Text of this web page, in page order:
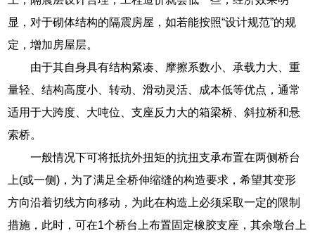
显，对于砌体结构的隔震房屋，如若能按照“设计规范”的规
定，增加房屋层。
由于其自身具有结构紧凑、摩擦系数小、承载力大、重
量轻、结构高度小、转动、滑动灵活、成本低等优点，通常
适用于大跨度、大吨位、支座反力大的箱梁桥、斜拉桥和悬
索桥。
一般情况下可将抵抗外扭矩的抗扭支承布置在两侧桥台
上(或一侧)，为了满足全桥伸缩缝的构造要求，希望其变形
方向沿着切线方向移动，为此在构造上必须采取一定的限制
措施，此时，可在1个桥台上布置固定橡胶支座，其余墩台上